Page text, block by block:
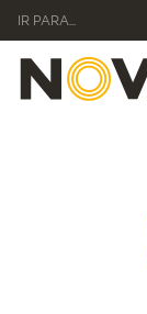
IR PARA...